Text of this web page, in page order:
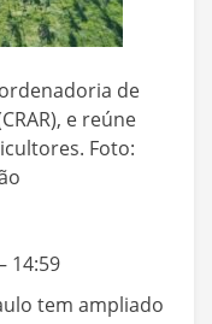
de
e reúne
Foto:
14:59
tem ampliado